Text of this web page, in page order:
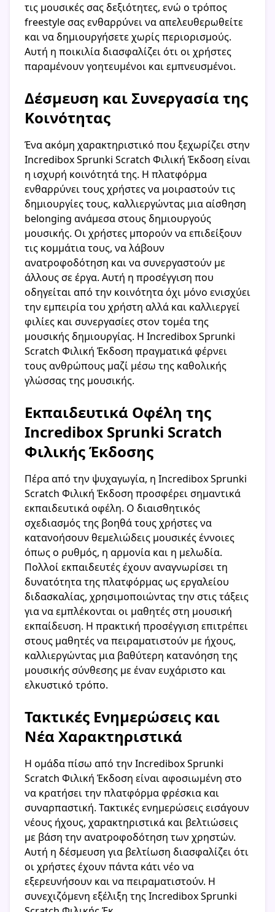
τις μουσικές σας δεξιότητες, ενώ ο τρόπος
freestyle σας ενθαρρύνει να απελευθερωθείτε
και να δημιουργήσετε χωρίς περιορισμούς.
Αυτή η ποικιλία διασφαλίζει ότι οι χρήστες
παραμένουν γοητευμένοι και εμπνευσμένοι.
Δέσμευση και Συνεργασία της
Κοινότητας
Ένα ακόμη χαρακτηριστικό που ξεχωρίζει στην
Incredibox Sprunki Scratch Φιλική Έκδοση είναι
η ισχυρή κοινότητά της. Η πλατφόρμα
ενθαρρύνει τους χρήστες να μοιραστούν τις
δημιουργίες τους, καλλιεργώντας μια αίσθηση
belonging ανάμεσα στους δημιουργούς
μουσικής. Οι χρήστες μπορούν να επιδείξουν
τις κομμάτια τους, να λάβουν
ανατροφοδότηση και να συνεργαστούν με
άλλους σε έργα. Αυτή η προσέγγιση που
οδηγείται από την κοινότητα όχι μόνο ενισχύει
την εμπειρία του χρήστη αλλά και καλλιεργεί
φιλίες και συνεργασίες στον τομέα της
μουσικής δημιουργίας. Η Incredibox Sprunki
Scratch Φιλική Έκδοση πραγματικά φέρνει
τους ανθρώπους μαζί μέσω της καθολικής
γλώσσας της μουσικής.
Εκπαιδευτικά Οφέλη της
Incredibox Sprunki Scratch
Φιλικής Έκδοσης
Πέρα από την ψυχαγωγία, η Incredibox Sprunki
Scratch Φιλική Έκδοση προσφέρει σημαντικά
εκπαιδευτικά οφέλη. Ο διαισθητικός
σχεδιασμός της βοηθά τους χρήστες να
κατανοήσουν θεμελιώδεις μουσικές έννοιες
όπως ο ρυθμός, η αρμονία και η μελωδία.
Πολλοί εκπαιδευτές έχουν αναγνωρίσει τη
δυνατότητα της πλατφόρμας ως εργαλείου
διδασκαλίας, χρησιμοποιώντας την στις τάξεις
για να εμπλέκονται οι μαθητές στη μουσική
εκπαίδευση. Η πρακτική προσέγγιση επιτρέπει
στους μαθητές να πειραματιστούν με ήχους,
καλλιεργώντας μια βαθύτερη κατανόηση της
μουσικής σύνθεσης με έναν ευχάριστο και
ελκυστικό τρόπο.
Τακτικές Ενημερώσεις και
Νέα Χαρακτηριστικά
Η ομάδα πίσω από την Incredibox Sprunki
Scratch Φιλική Έκδοση είναι αφοσιωμένη στο
να κρατήσει την πλατφόρμα φρέσκια και
συναρπαστική. Τακτικές ενημερώσεις εισάγουν
νέους ήχους, χαρακτηριστικά και βελτιώσεις
με βάση την ανατροφοδότηση των χρηστών.
Αυτή η δέσμευση για βελτίωση διασφαλίζει ότι
οι χρήστες έχουν πάντα κάτι νέο να
εξερευνήσουν και να πειραματιστούν. Η
συνεχιζόμενη εξέλιξη της Incredibox Sprunki